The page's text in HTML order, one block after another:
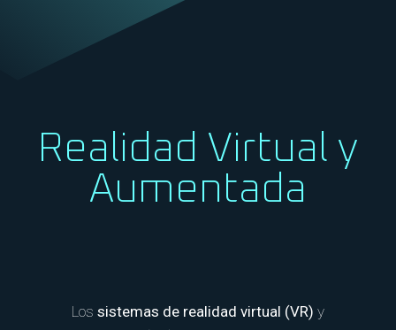
Realidad Virtual y
Aumentada
Los sistemas de realidad virtual (VR) y